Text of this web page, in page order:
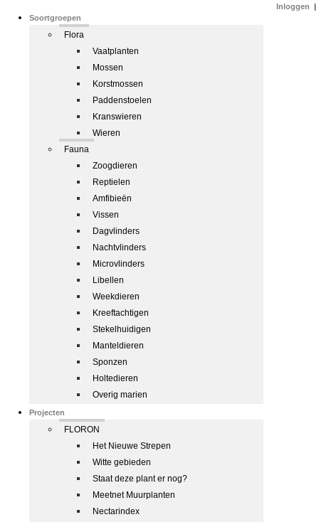
Soortgroepen
Flora
Vaatplanten
Mossen
Korstmossen
Paddenstoelen
Kranswieren
Wieren
Fauna
Zoogdieren
Reptielen
Amfibieën
Vissen
Dagvlinders
Nachtvlinders
Microvlinders
Libellen
Weekdieren
Kreeftachtigen
Stekelhuidigen
Manteldieren
Sponzen
Holtedieren
Overig marien
Projecten
FLORON
Het Nieuwe Strepen
Witte gebieden
Staat deze plant er nog?
Meetnet Muurplanten
Nectarindex
Inloggen |